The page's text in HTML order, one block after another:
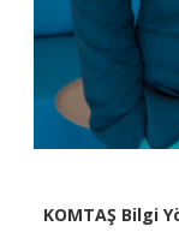
KOMTAŞ Bilgi